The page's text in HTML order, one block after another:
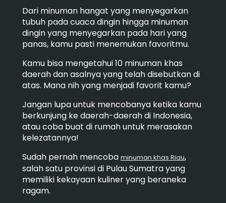
Dari minuman hangat yang menyegarkan
tubuh pada cuaca dingin hingga minuman
dingin yang menyegarkan pada hari yang
panas, kamu pasti menemukan favoritmu.
Kamu bisa mengetahui 10 minuman khas
daerah dan asalnya yang telah disebutkan di
atas. Mana nih yang menjadi favorit kamu?
Jangan lupa untuk mencobanya ketika kamu
berkunjung ke daerah-daerah di Indonesia,
atau coba buat di rumah untuk merasakan
kelezatannya!
Sudah pernah mencoba minuman khas Riau,
salah satu provinsi di Pulau Sumatra yang
memiliki kekayaan kuliner yang beraneka
ragam.